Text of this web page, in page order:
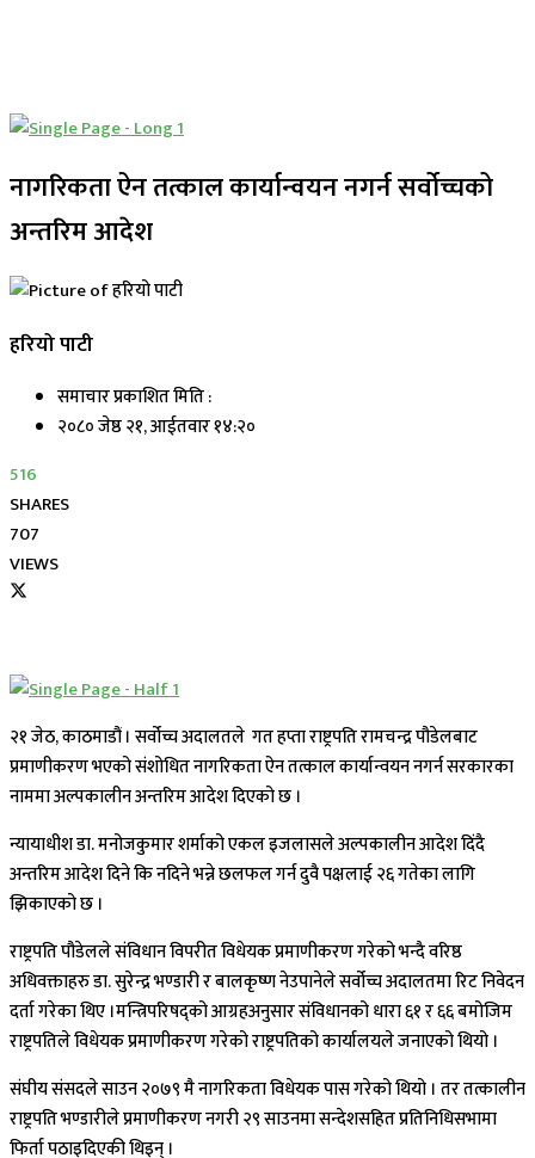
नागरिकता ऐन तत्काल कार्यान्वयन नगर्न सर्वोच्चको
अन्तरिम आदेश
हरियो पाटी
समाचार प्रकाशित मिति :
२०८० जेष्ठ २१, आईतवार १४:२०
516
SHARES
707
VIEWS
२१ जेठ, काठमाडौं । सर्वोच्च अदालतले गत हप्ता राष्ट्रपति रामचन्द्र पौडेलबाट
प्रमाणीकरण भएको संशोधित नागरिकता ऐन तत्काल कार्यान्वयन नगर्न सरकारका
नाममा अल्पकालीन अन्तरिम आदेश दिएको छ ।
न्यायाधीश डा. मनोजकुमार शर्माको एकल इजलासले अल्पकालीन आदेश दिंदै
अन्तरिम आदेश दिने कि नदिने भन्ने छलफल गर्न दुवै पक्षलाई २६ गतेका लागि
झिकाएको छ ।
राष्ट्रपति पौडेलले संविधान विपरीत विधेयक प्रमाणीकरण गरेको भन्दै वरिष्ठ
अधिवक्ताहरु डा. सुरेन्द्र भण्डारी र बालकृष्ण नेउपानेले सर्वोच्च अदालतमा रिट निवेदन
दर्ता गरेका थिए ।मन्त्रिपरिषद्को आग्रहअनुसार संविधानको धारा ६१ र ६६ बमोजिम
राष्ट्रपतिले विधेयक प्रमाणीकरण गरेको राष्ट्रपतिको कार्यालयले जनाएको थियो ।
संघीय संसदले साउन २०७९ मै नागरिकता विधेयक पास गरेको थियो । तर तत्कालीन
राष्ट्रपति भण्डारीले प्रमाणीकरण नगरी २९ साउनमा सन्देशसहित प्रतिनिधिसभामा
फिर्ता पठाइदिएकी थिइन् ।